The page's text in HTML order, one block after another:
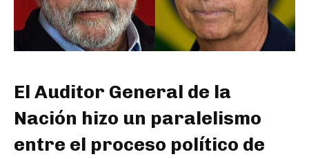
El Auditor General de la
Nación hizo un paralelismo
entre el proceso político de